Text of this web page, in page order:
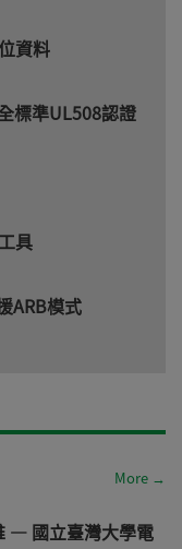
資料
標準UL508認證
具
ARB模式
More →
— 國立臺灣大學電